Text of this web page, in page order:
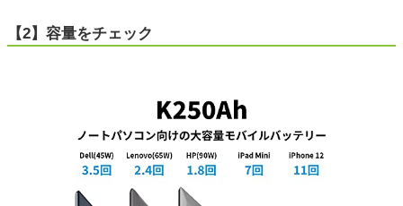
【2】容量をチェック